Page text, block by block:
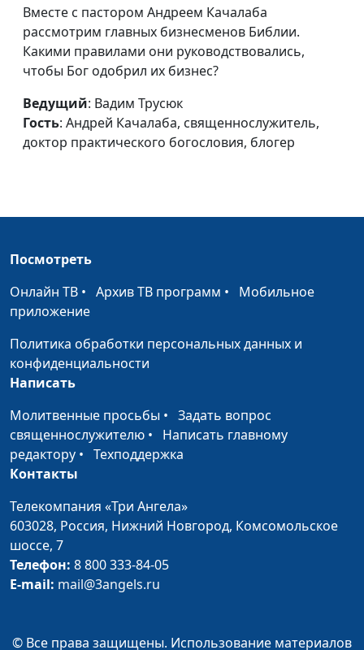
Привычки успешных
людей
Вадим Трусюк, Руслан
Ларин, бизнес-практик,
коуч
предпринимателей и
по корпоративному
управлению
доктор практического
Благополучие в
жизни: прокачай все
сферы
Вадим Трусюк, Руслан
управленцев, директор
по корпоративному
управлению
христиански?
Качалаба,
священнослужитель,
священнослужитель,
Вместе с пастором Андреем Качалаба
рассмотрим главных бизнесменов Библии.
Какими правилами они руководствовались,
чтобы Бог одобрил их бизнес?
Ведущий: Вадим Трусюк
Гость: Андрей Качалаба, священнослужитель,
доктор практического богословия, блогер
Посмотреть
Онлайн ТВ • Архив ТВ программ • Мобильное
приложение
Политика обработки персональных данных и
конфиденциальности
Написать
Молитвенные просьбы • Задать вопрос
священнослужителю • Написать главному
редактору • Техподдержка
Контакты
Телекомпания «Три Ангела»
603028, Россия, Нижний Новгород, Комсомольское
шоссе, 7
Телефон: 8 800 333-84-05
E-mail: mail@3angels.ru
© Все права защищены. Использование материалов